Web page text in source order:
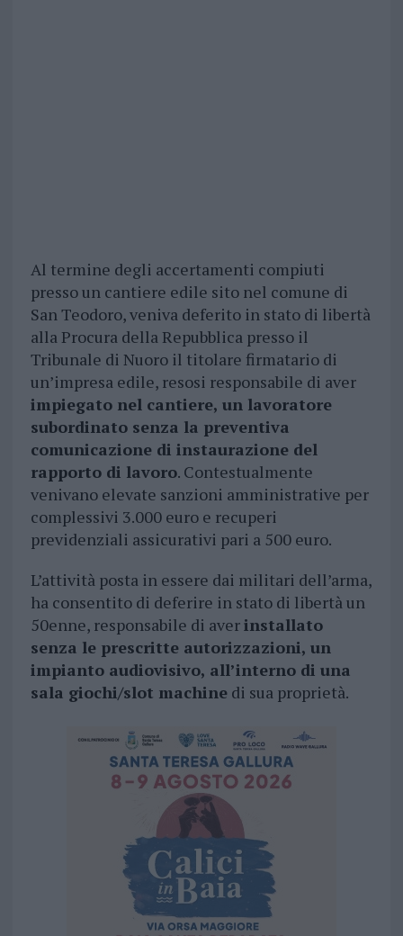
Al termine degli accertamenti compiuti
presso un cantiere edile sito nel comune di
San Teodoro, veniva deferito in stato di libertà
alla Procura della Repubblica presso il
Tribunale di Nuoro il titolare firmatario di
un’impresa edile, resosi responsabile di aver
impiegato nel cantiere, un lavoratore
subordinato senza la preventiva
comunicazione di instaurazione del
rapporto di lavoro. Contestualmente
venivano elevate sanzioni amministrative per
complessivi 3.000 euro e recuperi
previdenziali assicurativi pari a 500 euro.
L’attività posta in essere dai militari dell’arma,
ha consentito di deferire in stato di libertà un
50enne, responsabile di averinstallato
senza le prescritte autorizzazioni, un
impianto audiovisivo, all’interno di una
sala giochi/slot machinedi sua proprietà.